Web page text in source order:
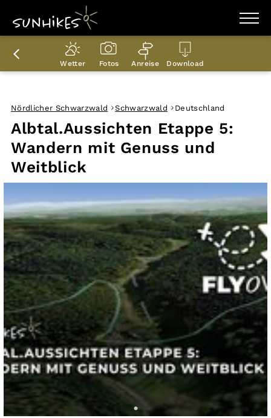
WANDERZIELE
WANDERUNGEN
ENTDECKEN
PLANER
Wetter Fotos Anreise Download
Albtal.Aussichten Etappe 5:
Wandern mit Genuss und
Weitblick
Nördlicher Schwarzwald Schwarzwald Deutschland